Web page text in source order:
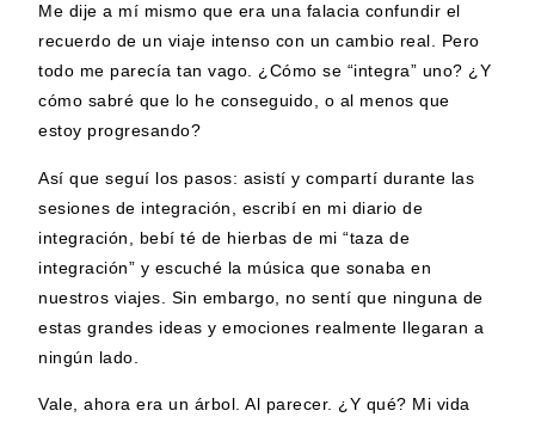
Me dije a mí mismo que era una falacia confundir el
recuerdo de un viaje intenso con un cambio real. Pero
todo me parecía tan vago. ¿Cómo se “integra” uno? ¿Y
cómo sabré que lo he conseguido, o al menos que
estoy progresando?
Así que seguí los pasos: asistí y compartí durante las
sesiones de integración, escribí en mi diario de
integración, bebí té de hierbas de mi “taza de
integración” y escuché la música que sonaba en
nuestros viajes. Sin embargo, no sentí que ninguna de
estas grandes ideas y emociones realmente llegaran a
ningún lado.
Vale, ahora era un árbol. Al parecer. ¿Y qué? Mi vida